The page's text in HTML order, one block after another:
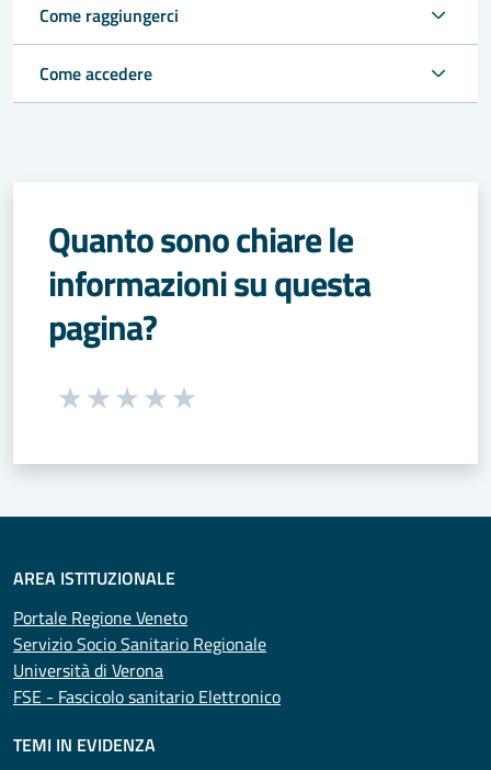
Come raggiungerci
Come accedere
Quanto sono chiare le
informazioni su questa
pagina?
Seleziona una valutazione da 1 a 5 stelle
AREA ISTITUZIONALE
Portale Regione Veneto
Servizio Socio Sanitario Regionale
Università di Verona
FSE - Fascicolo sanitario Elettronico
TEMI IN EVIDENZA